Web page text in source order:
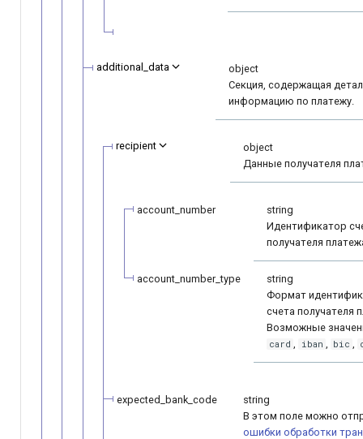
additional_data
object
Секция, содержащая
информацию по платежу.
recipient
object
Данные получателя
account_number
string
Идентификатор
получателя
account_number_type
string
Формат
счета получателя
Возможные
card , iban , bic ,
expected_bank_code
string
В этом поле можно
ошибки обработки